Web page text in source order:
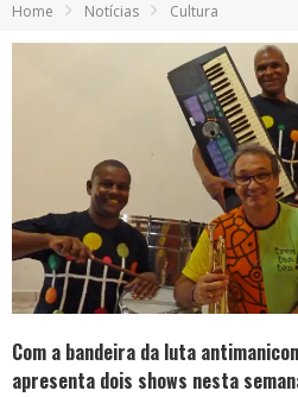
Home Notícias Cultura
Com a bandeira da luta
apresenta dois shows nesta